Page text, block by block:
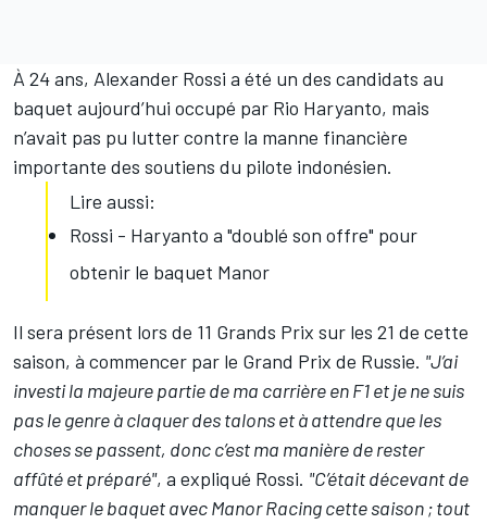
À 24 ans, Alexander Rossi a été un des candidats au
baquet aujourd’hui occupé par Rio Haryanto, mais
n’avait pas pu lutter contre la manne financière
importante des soutiens du pilote indonésien.
Lire aussi:
Rossi - Haryanto a "doublé son offre" pour
obtenir le baquet Manor
Il sera présent lors de 11 Grands Prix sur les 21 de cette
saison, à commencer par le Grand Prix de Russie. "J’ai
investi la majeure partie de ma carrière en F1 et je ne suis
pas le genre à claquer des talons et à attendre que les
choses se passent, donc c’est ma manière de rester
affûté et préparé", a expliqué Rossi. "C’était décevant de
manquer le baquet avec Manor Racing cette saison ; tout